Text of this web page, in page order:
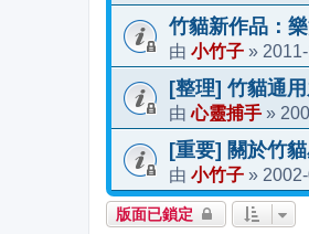
竹貓新作品：
由 小竹子 »
[整理] 竹貓通
由心靈捕手 »
[重要] 關於竹
由 小竹子 »
版面已鎖定